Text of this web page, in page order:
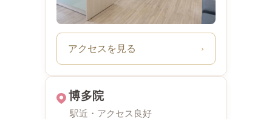
アクセスを見る ›
博多院
駅近・アクセス良好